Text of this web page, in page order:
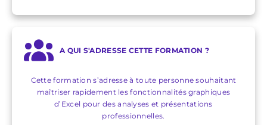
A QUI S'ADRESSE CETTE FORMATION ?
Cette formation s’adresse à toute personne souhaitant
maîtriser rapidement les fonctionnalités graphiques
d’Excel pour des analyses et présentations
professionnelles.